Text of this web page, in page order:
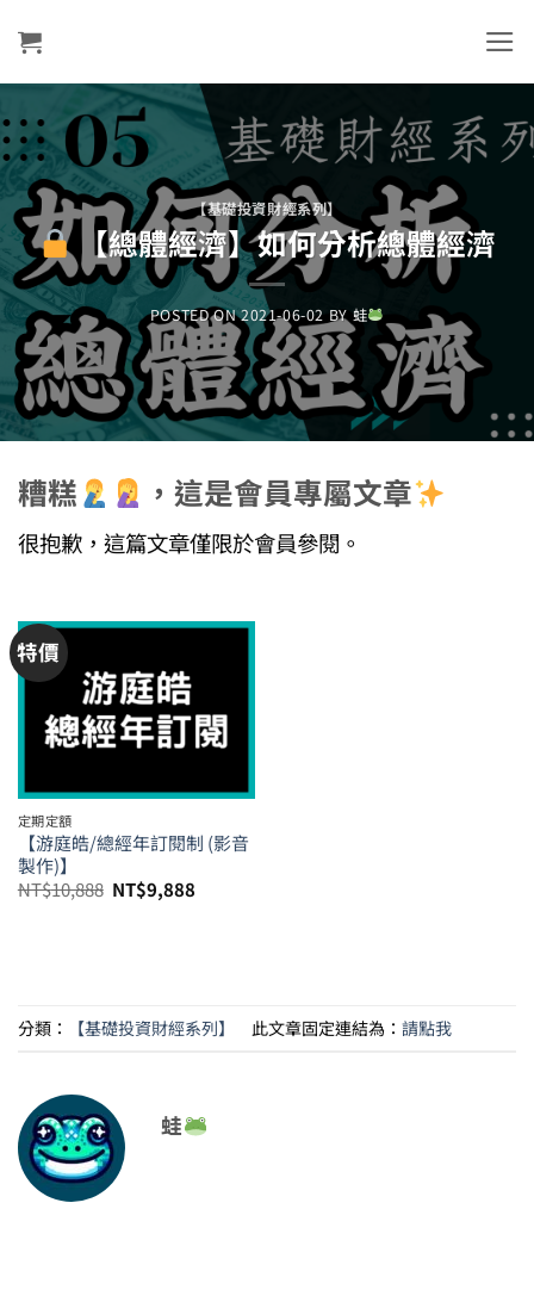
content
【基礎投資財經系列】
【總體經濟】如何分析總體經濟
POSTED ON2021-06-02 BY 蛙
糟糕 ，這是會員專屬文章
很抱歉，這篇文章僅限於會員參閱。
特價
定期定額
【游庭皓/總經年訂閱制 (影音
製作)】
NT$10,888 原
始
NT$9,888
分類： 【基礎投資財經系列】 此文章固定連結為： 請點我
蛙